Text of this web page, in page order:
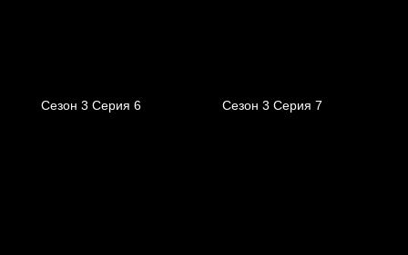
Сезон 3 Серия 6 Сезон 3 Серия 7